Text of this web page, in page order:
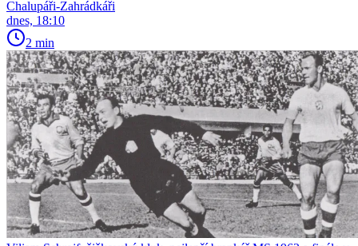
Chalupáři-Zahrádkáři
dnes, 18:10
2 min